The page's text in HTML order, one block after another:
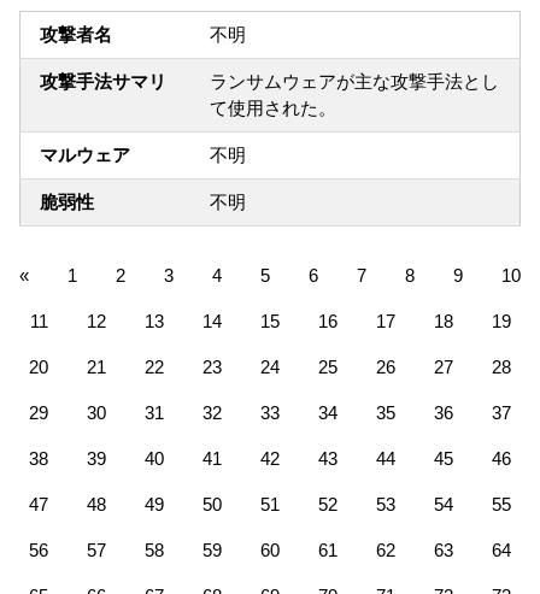
攻撃者名 不明
攻撃手法サマリ
ランサムウェアが主な攻撃手法とし
て使用された。
マルウェア 不明
脆弱性 不明
« 1 2 3 4 5 6 7 8 9 10
11 12 13 14 15 16 17 18 19
20 21 22 23 24 25 26 27 28
29 30 31 32 33 34 35 36 37
38 39 40 41 42 43 44 45 46
47 48 49 50 51 52 53 54 55
56 57 58 59 60 61 62 63 64